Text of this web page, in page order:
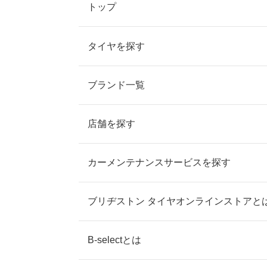
トップ
タイヤを探す
ブランド一覧
店舗を探す
カーメンテナンスサービスを探す
ブリヂストン タイヤオンラインストアと
B-selectとは